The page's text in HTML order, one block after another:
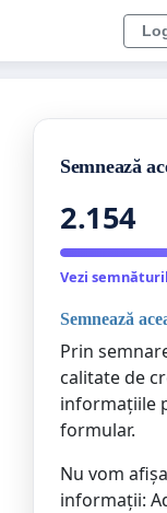
Semnează
2.154
Vezi
Semnează
Prin
calitate de
informațiile
formular.
Nu vom
informații: